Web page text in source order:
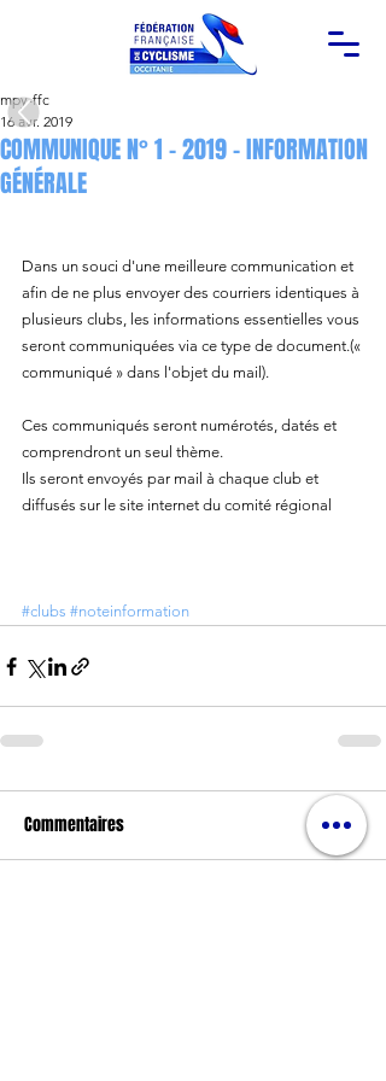
COMMUNIQUE N° 1 - 2019 - INFORMATION
GÉNÉRALE
mpy-ffc
16 avr. 2019
Dans un souci d'une meilleure communication et
afin de ne plus envoyer des courriers identiques à
plusieurs clubs, les informations essentielles vous
seront communiquées via ce type de document.(«
communiqué » dans l'objet du mail).
Ces communiqués seront numérotés, datés et
comprendront un seul thème.
Ils seront envoyés par mail à chaque club et
diffusés sur le site internet du comité régional
#clubs #noteinformation
Commentaires